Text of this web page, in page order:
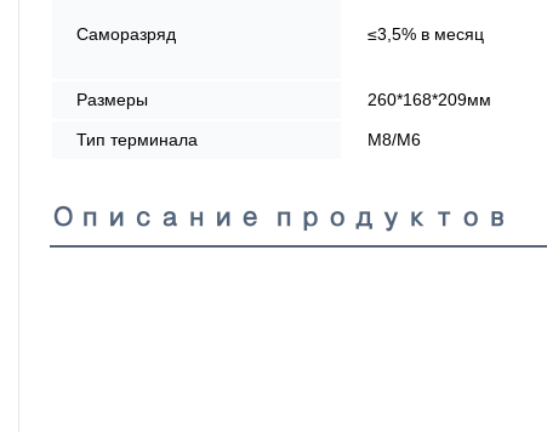
Саморазряд ≤3,5% в месяц
Размеры 260*168*209мм
Тип терминала М8/М6
Описание продуктов